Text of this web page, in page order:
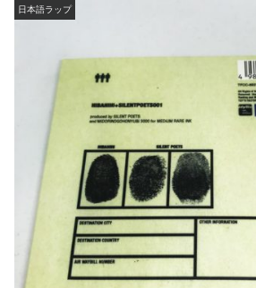
日本語ラップ